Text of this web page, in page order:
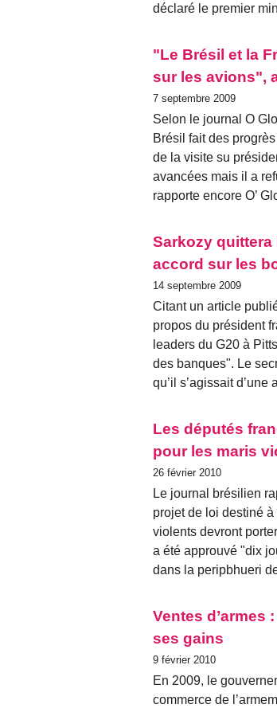
déclaré le premier
"Le Brésil et la
sur les avions",
7 septembre 2009
Selon le journal O
Brésil fait des
de la visite su
avancées mais il a
rapporte encore O’
Sarkozy quittera
accord sur les
14 septembre 2009
Citant un article
propos du président
leaders du G20 à
des banques". Le
qu’il s’agissait
Les députés
pour les maris
26 février 2010
Le journal brésilien
projet de loi destiné
violents devront
a été approuvé "dix
dans la peripbhueri
Ventes d’armes
ses gains
9 février 2010
En 2009, le
commerce de